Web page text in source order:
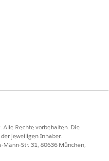
Alle Rechte vorbehalten. Die
jeweiligen Inhaber.
Mann-Str. 31, 80636 München,